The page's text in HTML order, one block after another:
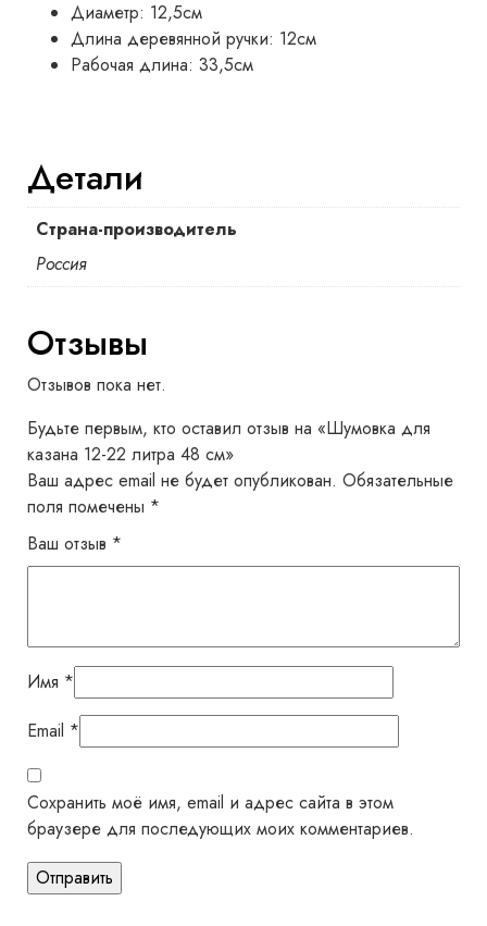
Диаметр: 12,5см
Длина деревянной ручки: 12см
Рабочая длина: 33,5см
Детали
Страна-производитель
Россия
Отзывы
Отзывов пока нет.
Будьте первым, кто оставил отзыв на «Шумовка для
казана 12-22 литра 48 см»
Ваш адрес email не будет опубликован. Обязательные
поля помечены *
Ваш отзыв *
Имя *
Email *
Сохранить моё имя, email и адрес сайта в этом
браузере для последующих моих комментариев.